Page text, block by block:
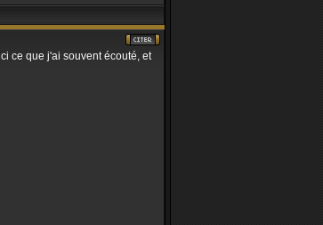
ce que j'ai souvent écouté, et